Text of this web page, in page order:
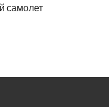
самолет